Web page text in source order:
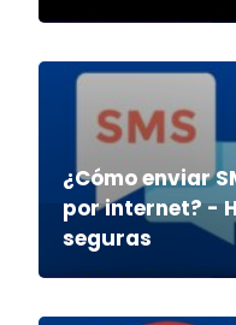
¿Cómo enviar
por internet? -
seguras